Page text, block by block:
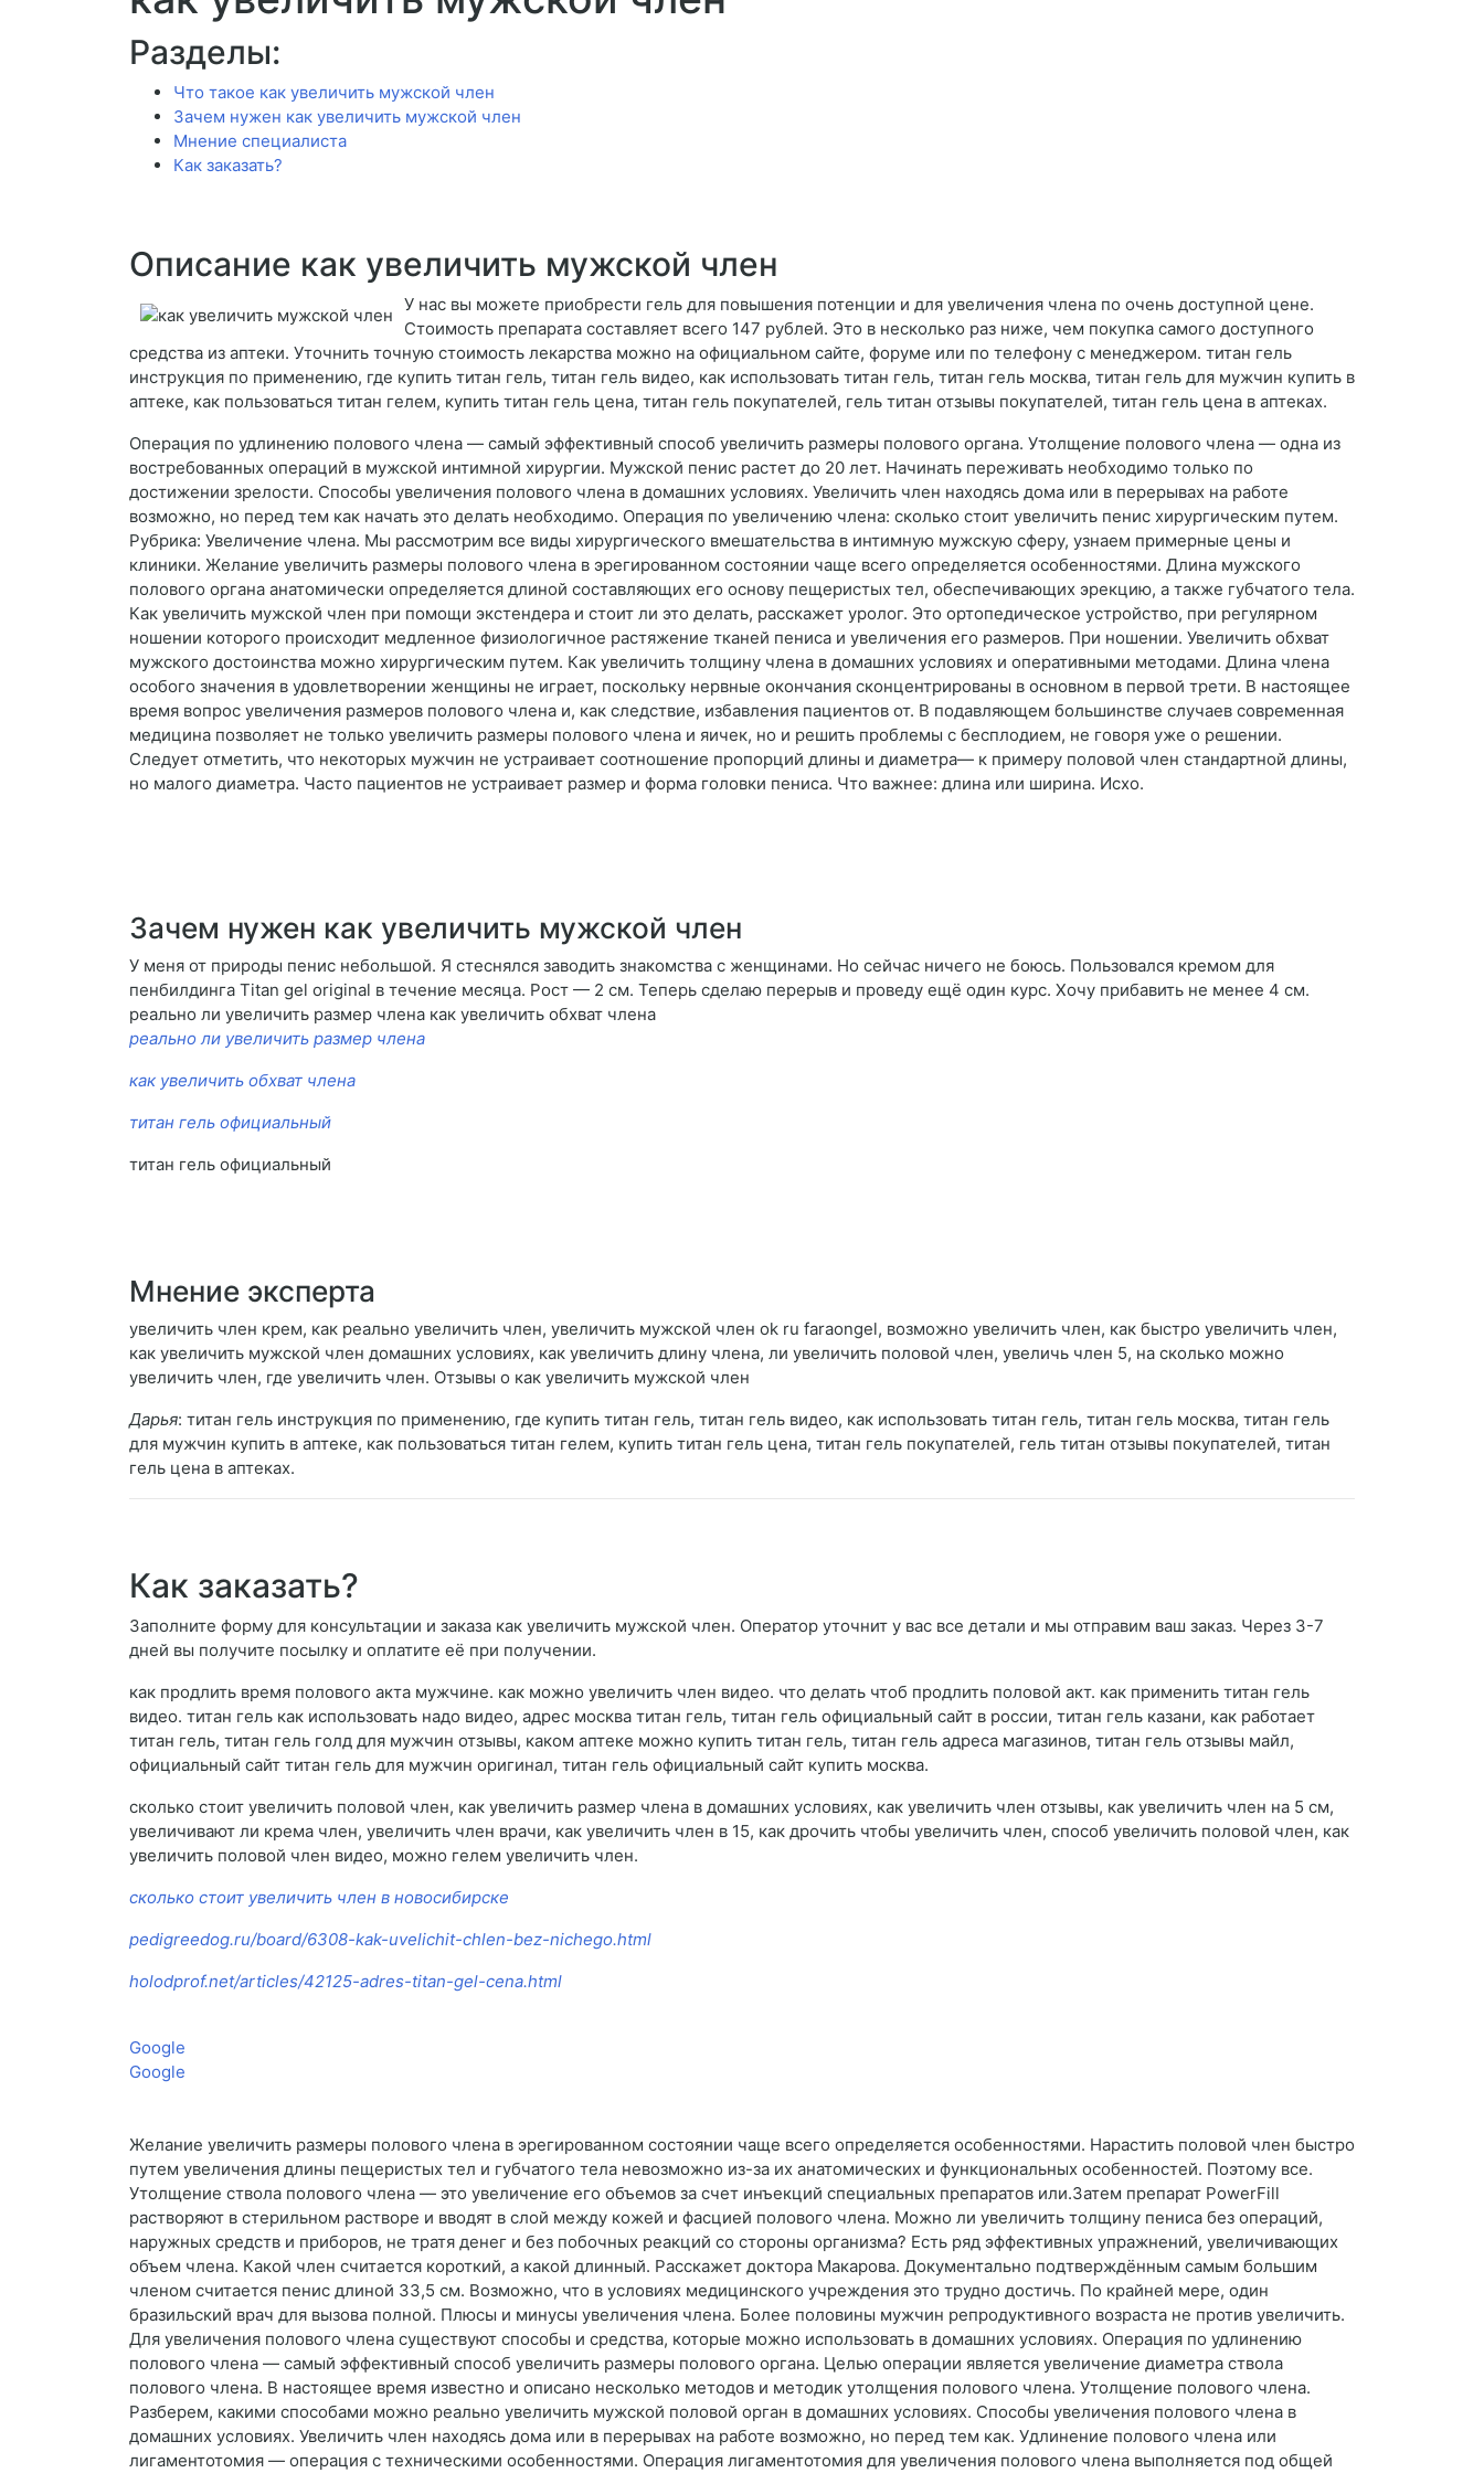
Разделы:
Что такое как увеличить мужской член
Зачем нужен как увеличить мужской член
Мнение специалиста
Как заказать?
Описание как увеличить мужской член
У нас вы можете приобрести гель для повышения потенции и для увеличения члена по очень доступной цене.
Стоимость препарата составляет всего 147 рублей. Это в несколько раз ниже, чем покупка самого доступного
средства из аптеки. Уточнить точную стоимость лекарства можно на официальном сайте, форуме или по телефону с менеджером. титан гель
инструкция по применению, где купить титан гель, титан гель видео, как использовать титан гель, титан гель москва, титан гель для мужчин купить в
аптеке, как пользоваться титан гелем, купить титан гель цена, титан гель покупателей, гель титан отзывы покупателей, титан гель цена в аптеках.
Операция по удлинению полового члена — самый эффективный способ увеличить размеры полового органа. Утолщение полового члена — одна из
востребованных операций в мужской интимной хирургии. Мужской пенис растет до 20 лет. Начинать переживать необходимо только по
достижении зрелости. Способы увеличения полового члена в домашних условиях. Увеличить член находясь дома или в перерывах на работе
возможно, но перед тем как начать это делать необходимо. Операция по увеличению члена: сколько стоит увеличить пенис хирургическим путем.
Рубрика: Увеличение члена. Мы рассмотрим все виды хирургического вмешательства в интимную мужскую сферу, узнаем примерные цены и
клиники. Желание увеличить размеры полового члена в эрегированном состоянии чаще всего определяется особенностями. Длина мужского
полового органа анатомически определяется длиной составляющих его основу пещеристых тел, обеспечивающих эрекцию, а также губчатого тела.
Как увеличить мужской член при помощи экстендера и стоит ли это делать, расскажет уролог. Это ортопедическое устройство, при регулярном
ношении которого происходит медленное физиологичное растяжение тканей пениса и увеличения его размеров. При ношении. Увеличить обхват
мужского достоинства можно хирургическим путем. Как увеличить толщину члена в домашних условиях и оперативными методами. Длина члена
особого значения в удовлетворении женщины не играет, поскольку нервные окончания сконцентрированы в основном в первой трети. В настоящее
время вопрос увеличения размеров полового члена и, как следствие, избавления пациентов от. В подавляющем большинстве случаев современная
медицина позволяет не только увеличить размеры полового члена и яичек, но и решить проблемы с бесплодием, не говоря уже о решении.
Следует отметить, что некоторых мужчин не устраивает соотношение пропорций длины и диаметра— к примеру половой член стандартной длины,
но малого диаметра. Часто пациентов не устраивает размер и форма головки пениса. Что важнее: длина или ширина. Исхо.
Зачем нужен как увеличить мужской член
У меня от природы пенис небольшой. Я стеснялся заводить знакомства с женщинами. Но сейчас ничего не боюсь. Пользовался кремом для
пенбилдинга Titan gel original в течение месяца. Рост — 2 см. Теперь сделаю перерыв и проведу ещё один курс. Хочу прибавить не менее 4 см.
реально ли увеличить размер члена как увеличить обхват члена
реально ли увеличить размер члена
как увеличить обхват члена
титан гель официальный
титан гель официальный
Мнение эксперта
увеличить член крем, как реально увеличить член, увеличить мужской член ok ru faraongel, возможно увеличить член, как быстро увеличить член,
как увеличить мужской член домашних условиях, как увеличить длину члена, ли увеличить половой член, увеличь член 5, на сколько можно
увеличить член, где увеличить член. Отзывы о как увеличить мужской член
Дарья: титан гель инструкция по применению, где купить титан гель, титан гель видео, как использовать титан гель, титан гель москва, титан гель
для мужчин купить в аптеке, как пользоваться титан гелем, купить титан гель цена, титан гель покупателей, гель титан отзывы покупателей, титан
гель цена в аптеках.
Как заказать?
Заполните форму для консультации и заказа как увеличить мужской член. Оператор уточнит у вас все детали и мы отправим ваш заказ. Через 3-7
дней вы получите посылку и оплатите её при получении.
как продлить время полового акта мужчине. как можно увеличить член видео. что делать чтоб продлить половой акт. как применить титан гель
видео. титан гель как использовать надо видео, адрес москва титан гель, титан гель официальный сайт в россии, титан гель казани, как работает
титан гель, титан гель голд для мужчин отзывы, каком аптеке можно купить титан гель, титан гель адреса магазинов, титан гель отзывы майл,
официальный сайт титан гель для мужчин оригинал, титан гель официальный сайт купить москва.
сколько стоит увеличить половой член, как увеличить размер члена в домашних условиях, как увеличить член отзывы, как увеличить член на 5 см,
увеличивают ли крема член, увеличить член врачи, как увеличить член в 15, как дрочить чтобы увеличить член, способ увеличить половой член, как
увеличить половой член видео, можно гелем увеличить член.
сколько стоит увеличить член в новосибирске
pedigreedog.ru/board/6308-kak-uvelichit-chlen-bez-nichego.html
holodprof.net/articles/42125-adres-titan-gel-cena.html
Google
Google
Желание увеличить размеры полового члена в эрегированном состоянии чаще всего определяется особенностями. Нарастить половой член быстро
путем увеличения длины пещеристых тел и губчатого тела невозможно из-за их анатомических и функциональных особенностей. Поэтому все.
Утолщение ствола полового члена — это увеличение его объемов за счет инъекций специальных препаратов или.Затем препарат PowerFill
растворяют в стерильном растворе и вводят в слой между кожей и фасцией полового члена. Можно ли увеличить толщину пениса без операций,
наружных средств и приборов, не тратя денег и без побочных реакций со стороны организма? Есть ряд эффективных упражнений, увеличивающих
объем члена. Какой член считается короткий, а какой длинный. Расскажет доктора Макарова. Документально подтверждённым самым большим
членом считается пенис длиной 33,5 см. Возможно, что в условиях медицинского учреждения это трудно достичь. По крайней мере, один
бразильский врач для вызова полной. Плюсы и минусы увеличения члена. Более половины мужчин репродуктивного возраста не против увеличить.
Для увеличения полового члена существуют способы и средства, которые можно использовать в домашних условиях. Операция по удлинению
полового члена — самый эффективный способ увеличить размеры полового органа. Целью операции является увеличение диаметра ствола
полового члена. В настоящее время известно и описано несколько методов и методик утолщения полового члена. Утолщение полового члена.
Разберем, какими способами можно реально увеличить мужской половой орган в домашних условиях. Способы увеличения полового члена в
домашних условиях. Увеличить член находясь дома или в перерывах на работе возможно, но перед тем как. Удлинение полового члена или
лигаментотомия — операция с техническими особенностями. Операция лигаментотомия для увеличения полового члена выполняется под общей